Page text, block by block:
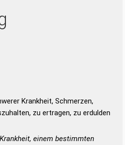
Krankheit, Schmerzen,
zu ertragen, zu erdulden
einem bestimmten